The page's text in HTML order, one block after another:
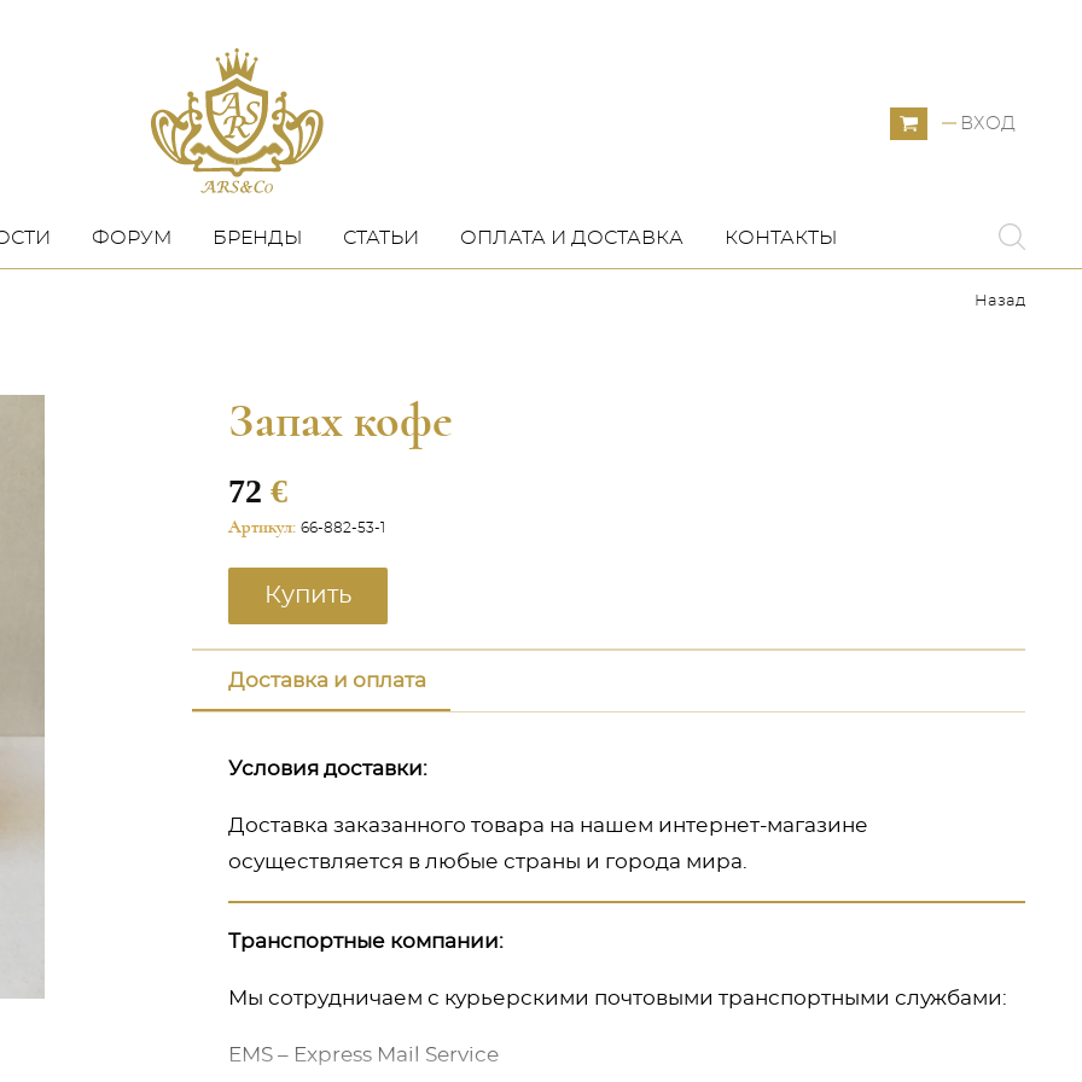
ВХОД
ФОРУМ БРЕНДЫ СТАТЬИ ОПЛАТА И ДОСТАВКА КОНТАКТЫ
Назад
Запах кофе
72 €
Артикул: 66-882-53-1
Купить
Доставка и оплата
Условия доставки:
Доставка заказанного товара на нашем интернет-магазине
осуществляется в любые страны и города мира.
Транспортные компании:
Мы сотрудничаем с курьерскими почтовыми транспортными службами:
EMS – Express Mail Service